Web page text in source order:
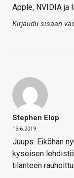
Apple, NVIDIA ja
Kirjaudu sisään
Stephen Elop
13.6.2019
Juups. Eiköhän
kyseisen
tilanteen